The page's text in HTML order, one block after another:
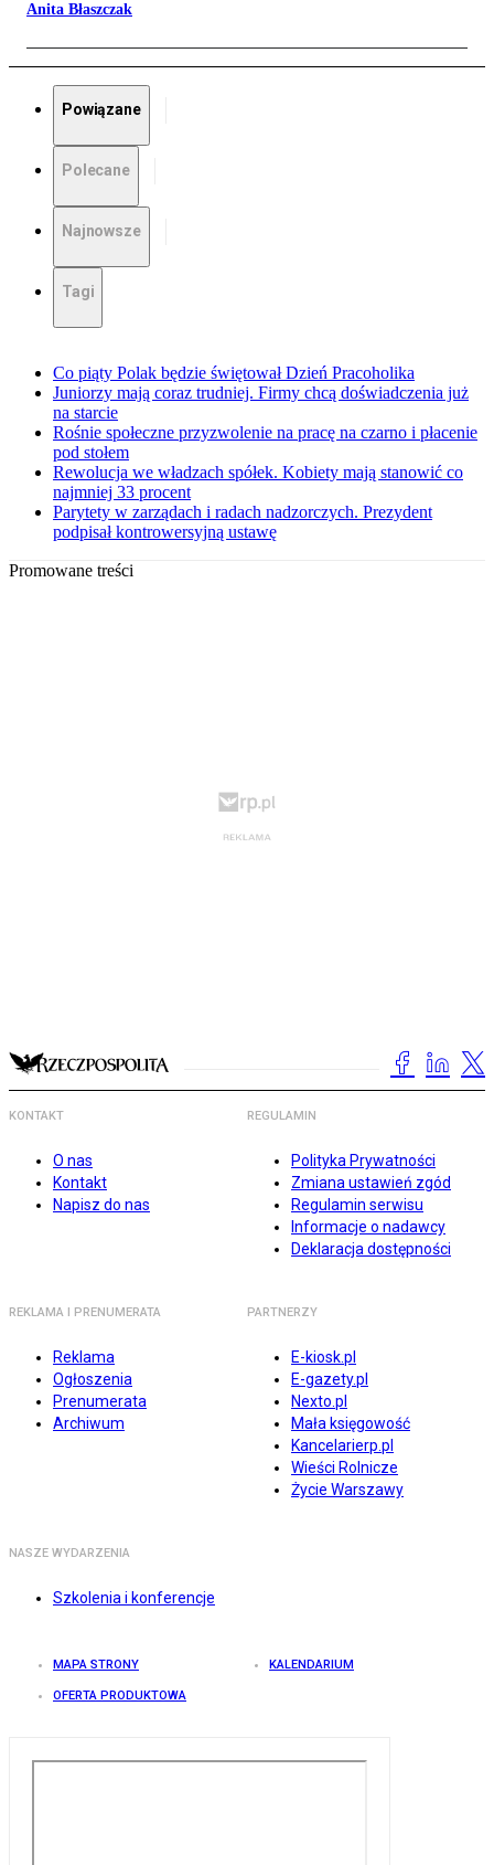
Anita Błaszczak
Powiązane
Polecane
Najnowsze
Tagi
Co piąty Polak będzie świętował Dzień Pracoholika
Juniorzy mają coraz trudniej. Firmy chcą doświadczenia już
na starcie
Rośnie społeczne przyzwolenie na pracę na czarno i płacenie
pod stołem
Rewolucja we władzach spółek. Kobiety mają stanowić co
najmniej 33 procent
Parytety w zarządach i radach nadzorczych. Prezydent
podpisał kontrowersyjną ustawę
Promowane treści
KONTAKT
O nas
Kontakt
Napisz do nas
REGULAMIN
Polityka Prywatności
Zmiana ustawień zgód
Regulamin serwisu
Informacje o nadawcy
Deklaracja dostępności
REKLAMA I PRENUMERATA
Reklama
Ogłoszenia
Prenumerata
Archiwum
PARTNERZY
E-kiosk.pl
E-gazety.pl
Nexto.pl
Mała księgowość
Kancelarierp.pl
Wieści Rolnicze
Życie Warszawy
NASZE WYDARZENIA
Szkolenia i konferencje
MAPA STRONY KALENDARIUM
OFERTA PRODUKTOWA